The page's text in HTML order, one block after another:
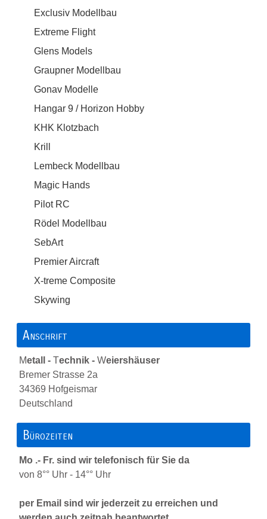
Exclusiv Modellbau
Extreme Flight
Glens Models
Graupner Modellbau
Gonav Modelle
Hangar 9 / Horizon Hobby
KHK Klotzbach
Krill
Lembeck Modellbau
Magic Hands
Pilot RC
Rödel Modellbau
SebArt
Premier Aircraft
X-treme Composite
Skywing
Anschrift
Metall - Technik - Weiershäuser
Bremer Strasse 2a
34369 Hofgeismar
Deutschland
Bürozeiten
Mo .- Fr. sind wir telefonisch für Sie da
von 8°° Uhr - 14°° Uhr
per Email sind wir jederzeit zu erreichen und